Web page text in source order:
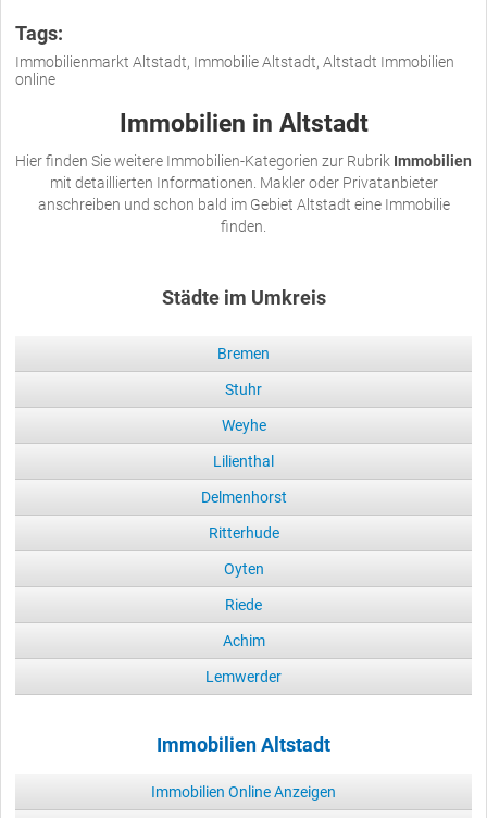
Tags:
Immobilienmarkt Altstadt, Immobilie Altstadt, Altstadt Immobilien
online
Immobilien in Altstadt
Hier finden Sie weitere Immobilien-Kategorien zur Rubrik Immobilien
mit detaillierten Informationen. Makler oder Privatanbieter
anschreiben und schon bald im Gebiet Altstadt eine Immobilie
finden.
Städte im Umkreis
Bremen
Stuhr
Weyhe
Lilienthal
Delmenhorst
Ritterhude
Oyten
Riede
Achim
Lemwerder
Immobilien Altstadt
Immobilien Online Anzeigen